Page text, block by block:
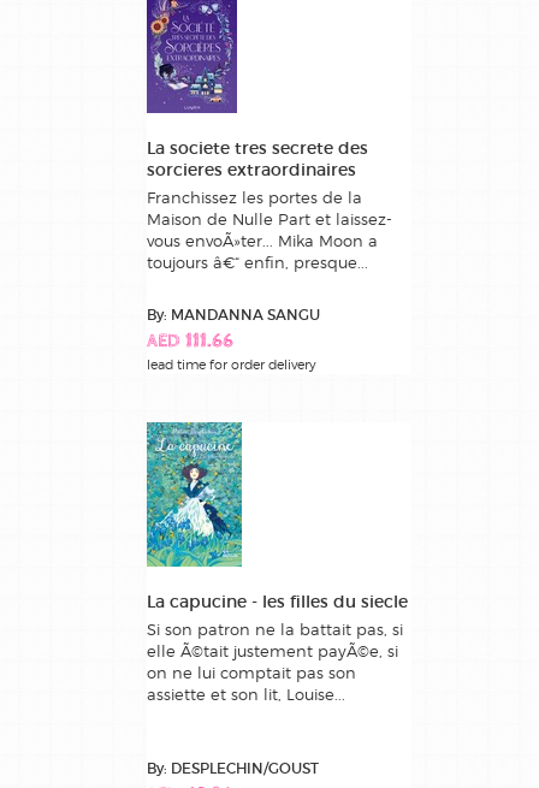
La societe tres secrete des
sorcieres extraordinaires
Franchissez les portes de la
Maison de Nulle Part et laissez-
vous envoÃ»ter... Mika Moon a
toujours â€“ enfin, presque...
By: MANDANNA SANGU
AED 111.66
lead time for order delivery
La capucine - les filles du siecle
Si son patron ne la battait pas, si
elle Ã©tait justement payÃ©e, si
on ne lui comptait pas son
assiette et son lit, Louise...
By: DESPLECHIN/GOUST